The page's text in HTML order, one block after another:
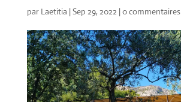
par Laetitia |Sep 29, 2022 |0 commentaires